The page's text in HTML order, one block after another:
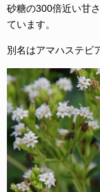
砂糖の300倍近い甘
ています。
別名はアマハステビ